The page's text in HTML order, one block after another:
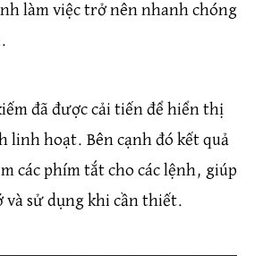
làm việc trở nên nhanh chóng
đã được cải tiến để hiển thị
linh hoạt. Bên cạnh đó kết quả
các phím tắt cho các lệnh, giúp
và sử dụng khi cần thiết.